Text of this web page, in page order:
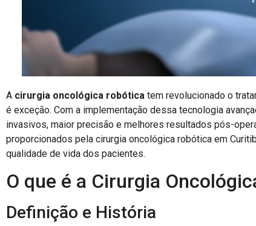
A cirurgia oncológica robótica tem revolucionado o
é exceção. Com a implementação dessa tecnologia
invasivos, maior precisão e melhores resultados pós-
proporcionados pela cirurgia oncológica robótica em
qualidade de vida dos pacientes.
O que é a Cirurgia
Definição e História